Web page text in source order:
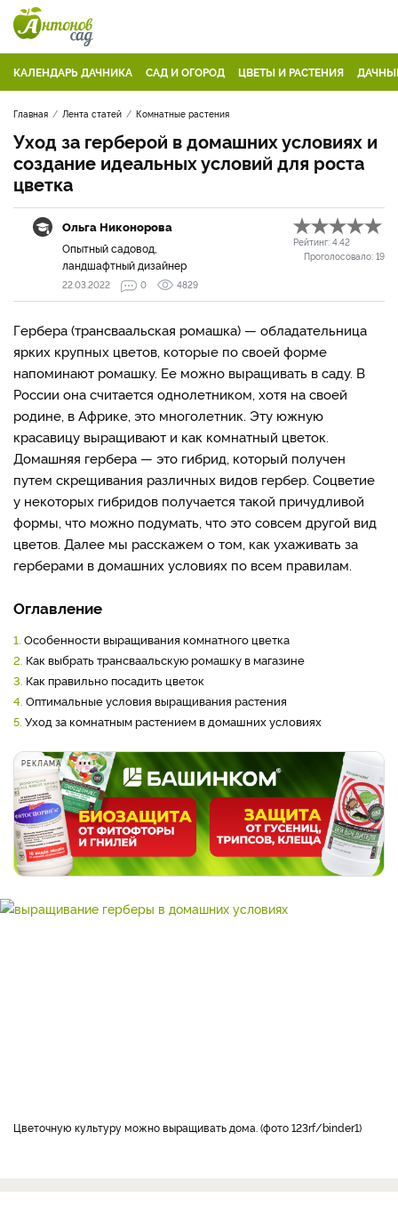
КАЛЕНДАРЬ ДАЧНИКА САД И ОГОРОД ЦВЕТЫ И РАСТЕНИЯ
Главная Лента статей Комнатные растения
Уход за герберой в домашних условиях и
создание идеальных условий для роста
цветка
Ольга Никонорова
Опытный садовод,
ландшафтный дизайнер
Рейтинг: 4.42
Проголосовало: 19
22.03.2022 0 4829
Гербера (трансваальская ромашка) — обладательница
ярких крупных цветов, которые по своей форме
напоминают ромашку. Ее можно выращивать в саду. В
России она считается однолетником, хотя на своей
родине, в Африке, это многолетник. Эту южную
красавицу выращивают и как комнатный цветок.
Домашняя гербера — это гибрид, который получен
путем скрещивания различных видов гербер. Соцветие
у некоторых гибридов получается такой причудливой
формы, что можно подумать, что это совсем другой вид
цветов. Далее мы расскажем о том, как ухаживать за
герберами в домашних условиях по всем правилам.
Оглавление
1. Особенности выращивания комнатного цветка
2. Как выбрать трансваальскую ромашку в магазине
3. Как правильно посадить цветок
4. Оптимальные условия выращивания растения
5. Уход за комнатным растением в домашних условиях
РЕКЛАМА
Цветочную культуру можно выращивать дома. (фото 123rf/binder1)